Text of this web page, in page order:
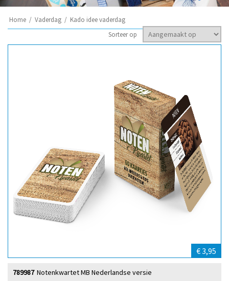
Home / Vaderdag / Kado idee vaderdag
Sorteer op
€ 3,95
Notenkwartet MB Nederlandse versie
789987